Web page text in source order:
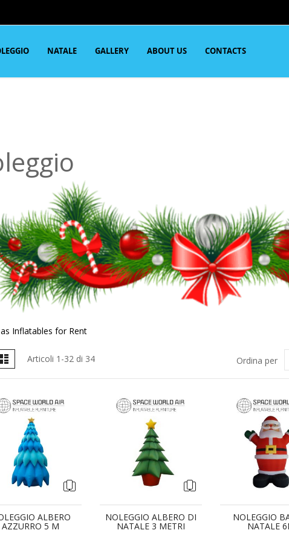
NATALE GALLERY ABOUT US CONTACTS
Inflatables for Rent
Lista Articoli 1 -32 di 34 Ordina per
ALBERO
AZZURRO 5 M
NOLEGGIO ALBERO DI
NATALE 3 METRI
NOLEGGIO
NATALE